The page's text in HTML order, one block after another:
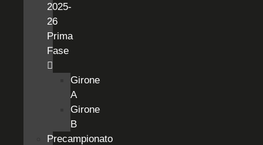
2025-
26
Prima
Fase
Girone
A
Girone
B
Precampionato